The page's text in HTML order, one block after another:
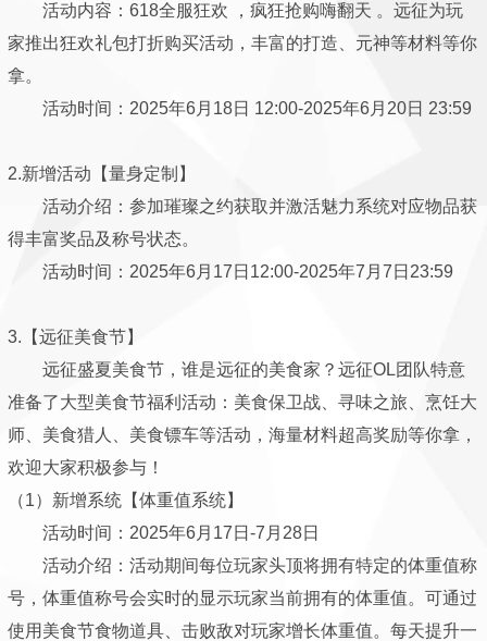
活动内容：618全服狂欢 ，疯狂抢购嗨翻天 。远征为玩
家推出狂欢礼包打折购买活动，丰富的打造、元神等材料等你
拿。
活动时间：2025年6月18日 12:00-2025年6月20日 23:59
2.新增活动【量身定制】
活动介绍：参加璀璨之约获取并激活魅力系统对应物品获
得丰富奖品及称号状态。
活动时间：2025年6月17日12:00-2025年7月7日23:59
3.【远征美食节】
远征盛夏美食节，谁是远征的美食家？远征OL团队特意
准备了大型美食节福利活动：美食保卫战、寻味之旅、烹饪大
师、美食猎人、美食镖车等活动，海量材料超高奖励等你拿，
欢迎大家积极参与！
（1）新增系统【体重值系统】
活动时间：2025年6月17日-7月28日
活动介绍：活动期间每位玩家头顶将拥有特定的体重值称
号，体重值称号会实时的显示玩家当前拥有的体重值。可通过
使用美食节食物道具、击败敌对玩家增长体重值。每天提升一